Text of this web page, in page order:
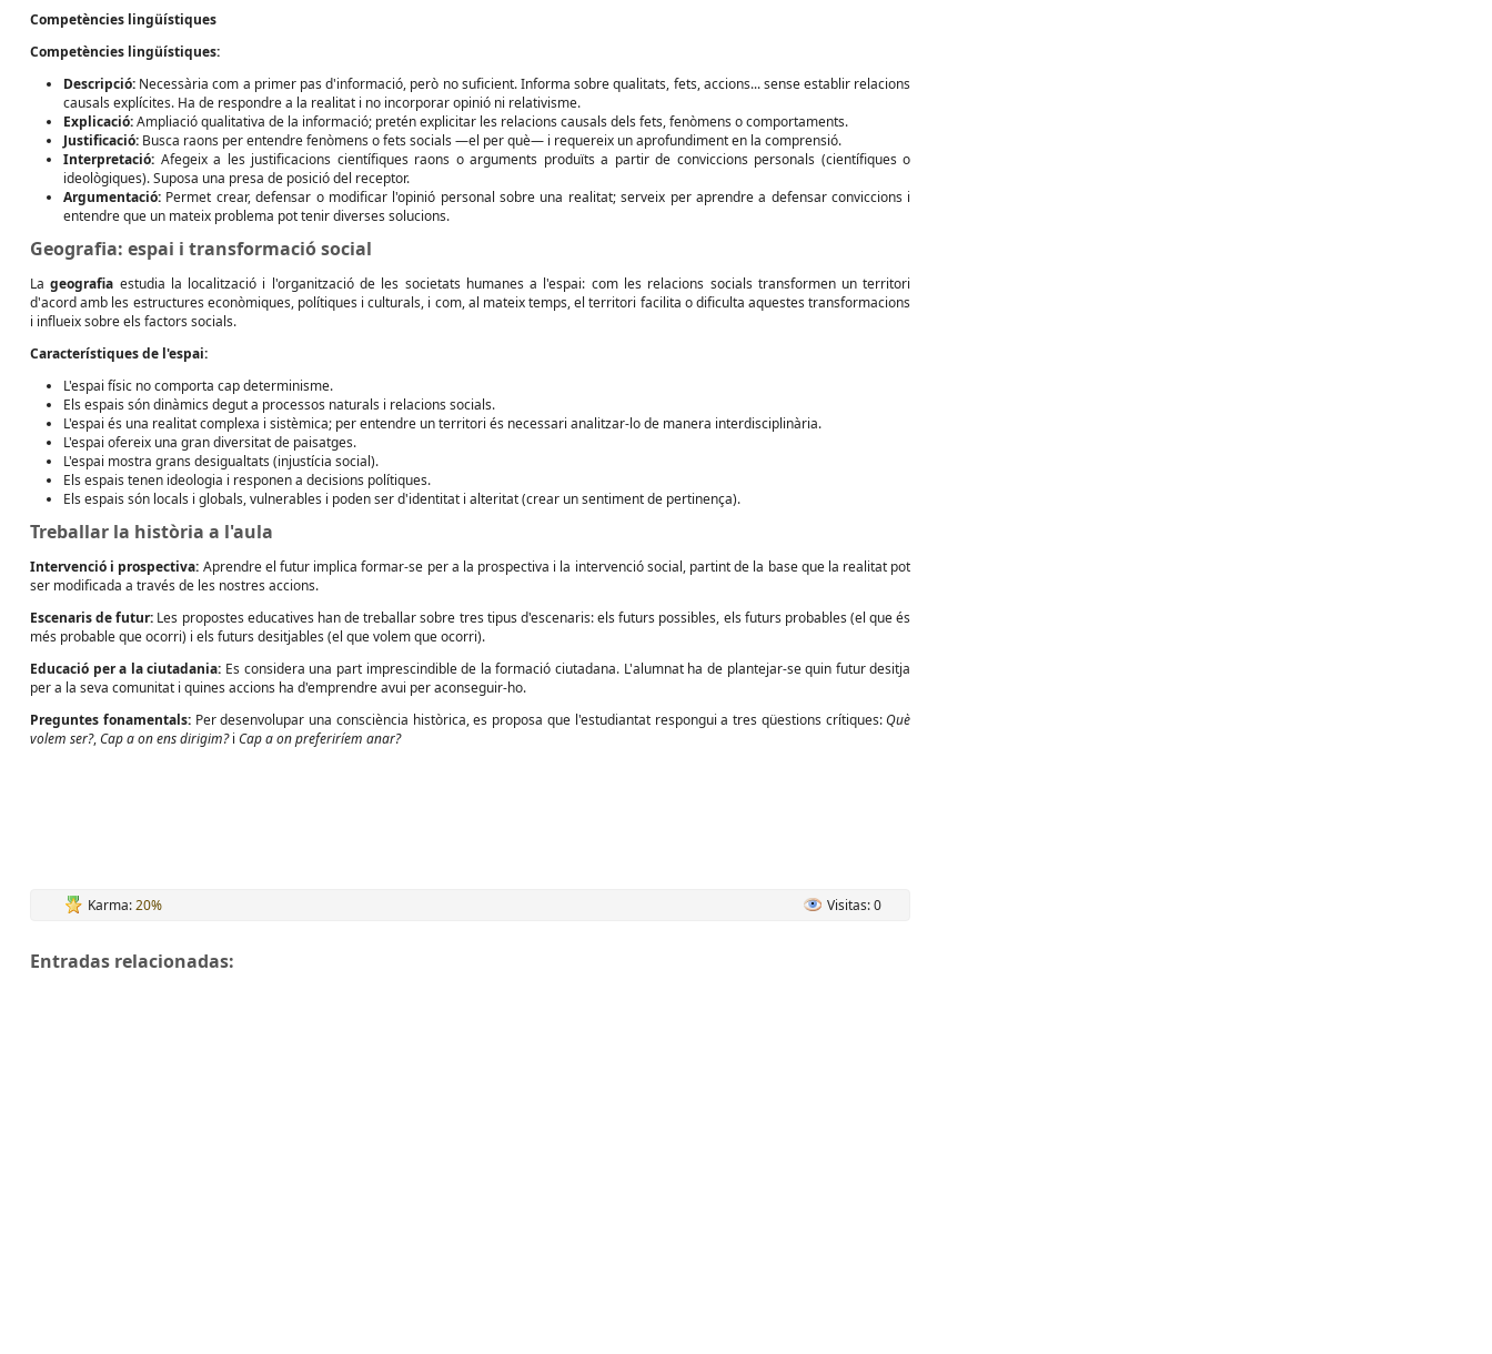
Competències lingüístiques
Competències lingüístiques:
Descripció: Necessària com a primer pas d'informació, però no suficient. Informa sobre qualitats, fets, accions... sense establir relacions
causals explícites. Ha de respondre a la realitat i no incorporar opinió ni relativisme.
Explicació:Ampliació qualitativa de la informació; pretén explicitar les relacions causals dels fets, fenòmens o comportaments.
Justificació: Busca raons per entendre fenòmens o fets socials —el per què— i requereix un aprofundiment en la comprensió.
Interpretació: Afegeix a les justificacions científiques raons o arguments produïts a partir de conviccions personals (científiques o
ideològiques). Suposa una presa de posició del receptor.
Argumentació: Permet crear, defensar o modificar l'opinió personal sobre una realitat; serveix per aprendre a defensar conviccions i
entendre que un mateix problema pot tenir diverses solucions.
Geografia: espai i transformació social
Lageografia estudia la localització i l'organització de les societats humanes a l'espai: com les relacions socials transformen un territori
d'acord amb les estructures econòmiques, polítiques i culturals, i com, al mateix temps, el territori facilita o dificulta aquestes transformacions
i influeix sobre els factors socials.
Característiques de l'espai:
L'espai físic no comporta cap determinisme.
Els espais són dinàmics degut a processos naturals i relacions socials.
L'espai és una realitat complexa i sistèmica; per entendre un territori és necessari analitzar-lo de manera interdisciplinària.
L'espai ofereix una gran diversitat de paisatges.
L'espai mostra grans desigualtats (injustícia social).
Els espais tenen ideologia i responen a decisions polítiques.
Els espais són locals i globals, vulnerables i poden ser d'identitat i alteritat (crear un sentiment de pertinença).
Treballar la història a l'aula
Intervenció i prospectiva: Aprendre el futur implica formar-se per a la prospectiva i la intervenció social, partint de la base que la realitat pot
ser modificada a través de les nostres accions.
Escenaris de futur: Les propostes educatives han de treballar sobre tres tipus d'escenaris: els futurs possibles, els futurs probables (el que és
més probable que ocorri) i els futurs desitjables (el que volem que ocorri).
Educació per a la ciutadania: Es considera una part imprescindible de la formació ciutadana. L'alumnat ha de plantejar-se quin futur desitja
per a la seva comunitat i quines accions ha d'emprendre avui per aconseguir-ho.
Preguntes fonamentals:Per desenvolupar una consciència històrica, es proposa que l'estudiantat respongui a tres qüestions crítiques:Què
volem ser?,Cap a on ens dirigim?i Cap a on preferiríem anar?
Karma:20% Visitas: 0
Entradas relacionadas: